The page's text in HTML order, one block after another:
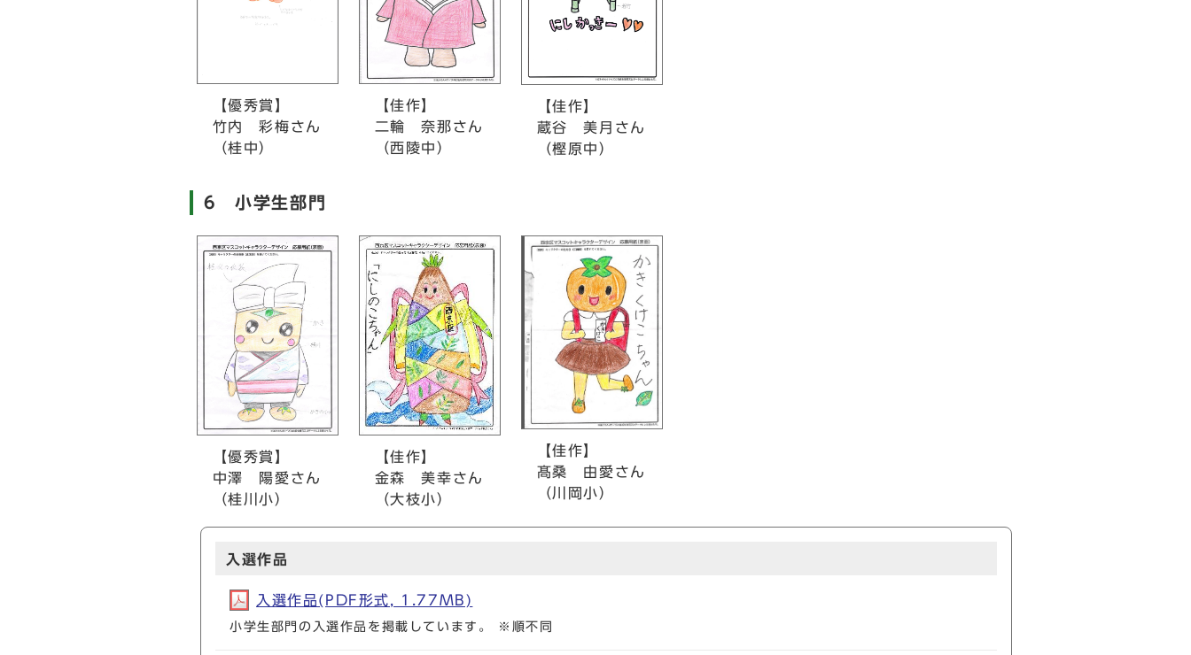
【優秀賞】
竹内 彩梅さん
（桂中）
【佳作】
二輪 奈那さん
（西陵中）
【佳作】
蔵谷 美月さん
（樫原中）
6 小学生部門
【優秀賞】
中澤 陽愛さん
（桂川小）
【佳作】
金森 美幸さん
（大枝小）
【佳作】
髙桑 由愛さん
（川岡小）
入選作品
入選作品(PDF形式, 1.77MB)
小学生部門の入選作品を掲載しています。 ※順不同